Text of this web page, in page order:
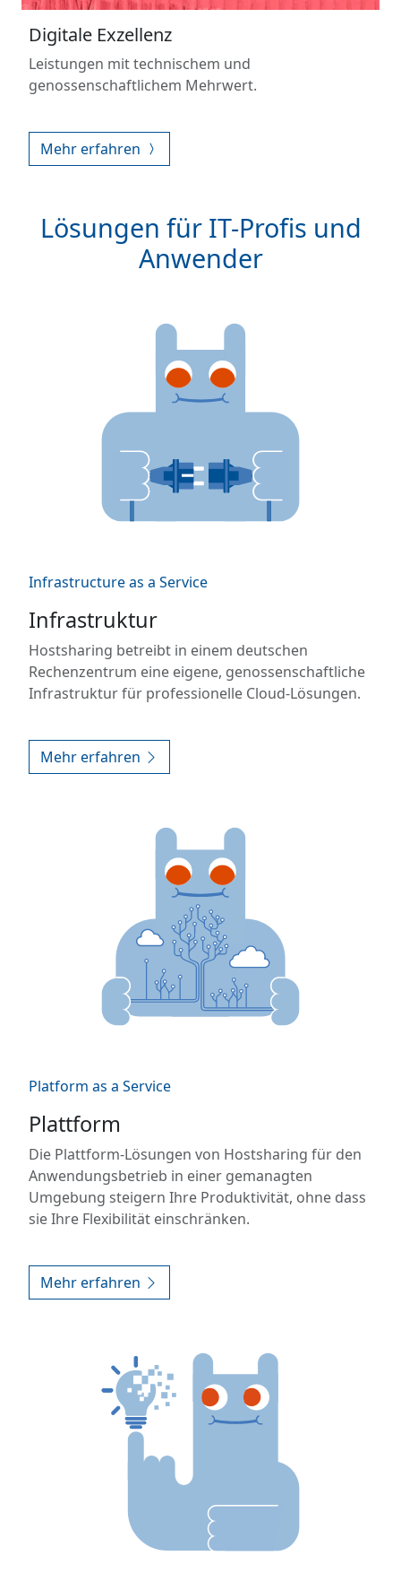
Digitale Exzellenz
Leistungen mit technischem und
genossenschaftlichem Mehrwert.
Mehr erfahren
Lösungen für IT-Profis und
Anwender
Infrastructure as a Service
Infrastruktur
Hostsharing betreibt in einem deutschen
Rechenzentrum eine eigene, genossenschaftliche
Infrastruktur für professionelle Cloud-Lösungen.
Mehr erfahren
Platform as a Service
Plattform
Die Plattform-Lösungen von Hostsharing für den
Anwendungsbetrieb in einer gemanagten
Umgebung steigern Ihre Produktivität, ohne dass
sie Ihre Flexibilität einschränken.
Mehr erfahren